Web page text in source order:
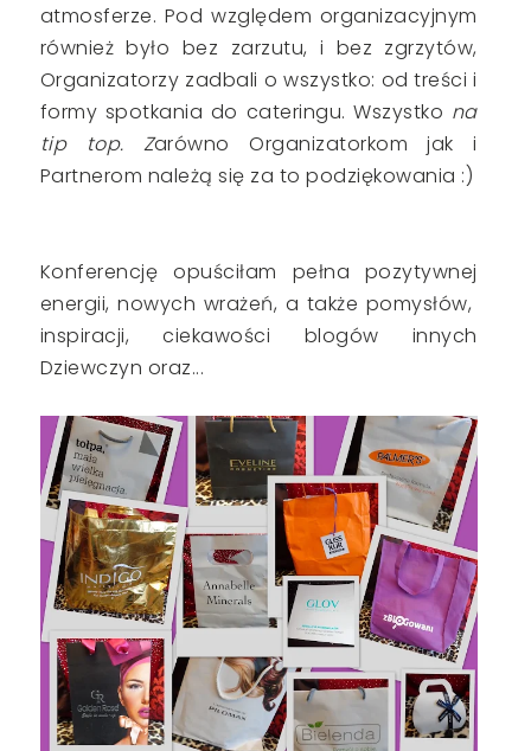
atmosferze. Pod względem organizacyjnym
również było bez zarzutu, i bez zgrzytów,
Organizatorzy zadbali o wszystko: od treści i
formy spotkania do cateringu. Wszystko na
tip top. Zarówno Organizatorkom jak i
Partnerom należą się za to podziękowania :)
Konferencję opuściłam pełna pozytywnej
energii, nowych wrażeń, a także pomysłów,
inspiracji, ciekawości blogów innych
Dziewczyn oraz...